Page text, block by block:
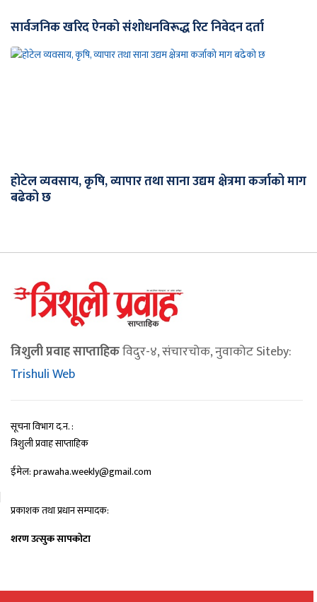
सार्वजनिक खरिद ऐनको संशोधनविरूद्ध रिट निवेदन दर्ता
होटेल व्यवसाय, कृषि, व्यापार तथा साना उद्यम क्षेत्रमा कर्जाको माग
बढेको छ
त्रिशुली प्रवाह साप्ताहिकविदुर-४, संचारचोक, नुवाकोट Siteby:
Trishuli Web
सूचना विभाग द.न. :
त्रिशुली प्रवाह साप्ताहिक
ईमेल: prawaha.weekly@gmail.com
प्रकाशक तथा प्रधान सम्पादक:
शरण उत्सुक सापकोटा